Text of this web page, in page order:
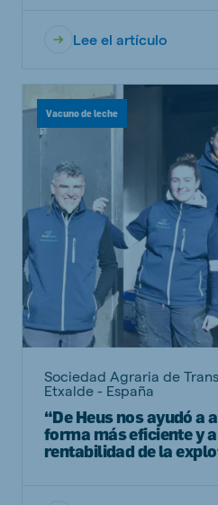
Lee el artículo
Vacuno de leche
Sociedad Agraria de
Etxalde - España
“De Heus nos ayudó a
forma más eficiente y
rentabilidad de la